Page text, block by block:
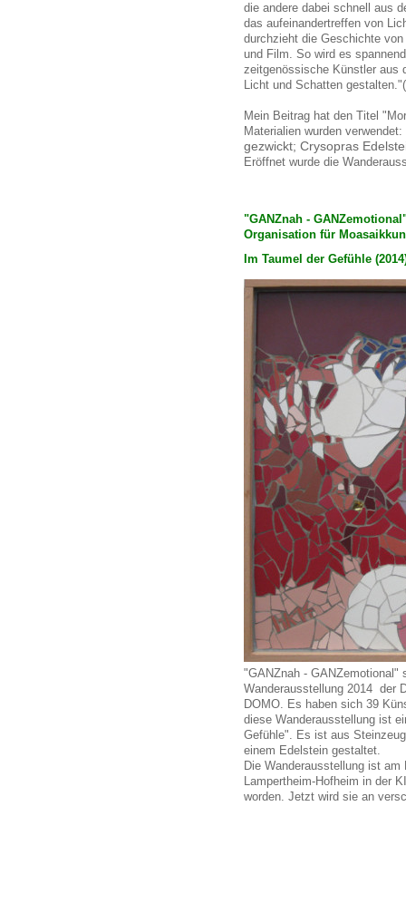
die andere dabei schnell aus
das aufeinandertreffen von
durchzieht die Geschichte
und Film. So wird es
zeitgenössische Künstler aus
Licht und Schatten
Mein Beitrag hat den Titel
Materialien wurden verwendet:
gezwickt; Crysopras
Eröffnet wurde die
"GANZnah -
Organisation für
Im Taumel der Gefühle
"GANZnah - GANZemotional"
Wanderausstellung 2014 der
DOMO. Es haben sich 39
diese Wanderausstellung ist
Gefühle". Es ist aus
einem Edelstein gestaltet.
Die Wanderausstellung ist
Lampertheim-Hofheim in der
worden. Jetzt wird sie an